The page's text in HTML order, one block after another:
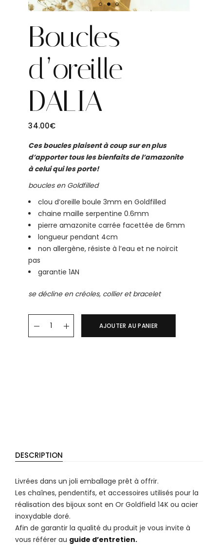
Boucles
d’oreille
DALIA
34.00€
Ces boucles plaisent à coup sur en plus
d’apporter tous les bienfaits de l’amazonite
à celui qui les porte!
boucles en Goldfilled
clou d’oreille boule 3mm en Goldfilled
chaine maille serpentine 0.6mm
pierre amazonite carrée facettée de 6mm
longueur pendant 4cm
non allergène, résiste à l’eau et ne noircit
pas
garantie 1AN
se décline en créoles, collier et bracelet
Boucles d'oreille DALIA quantity
AJOUTER AU PANIER
DESCRIPTION
Livrées dans un joli emballage prêt à offrir.
Les chaînes, pendentifs, et accessoires utilisés pour la
réalisation des bijoux sont en Or Goldfield 14K ou acier
inoxydable doré.
Afin de garantir la qualité du produit je vous invite à
vous référer au guide d’entretien.